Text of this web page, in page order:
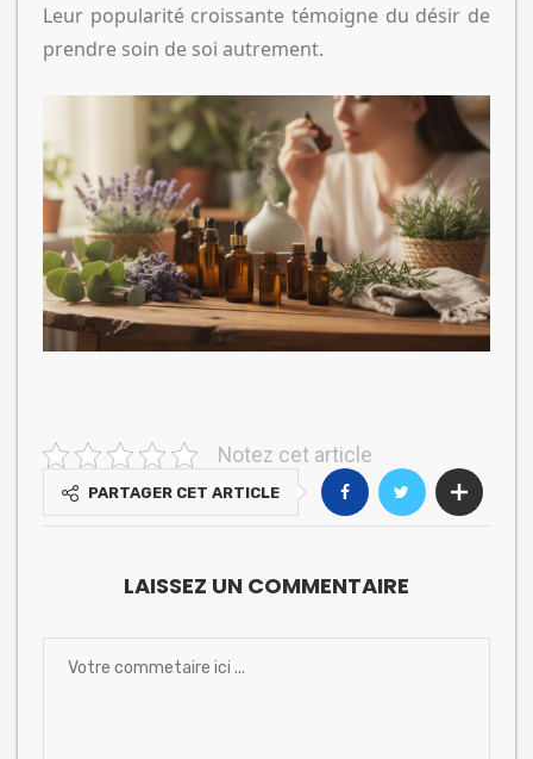
Leur popularité croissante témoigne du désir de
prendre soin de soi autrement.
Notez cet article
PARTAGER CET ARTICLE
LAISSEZ UN COMMENTAIRE